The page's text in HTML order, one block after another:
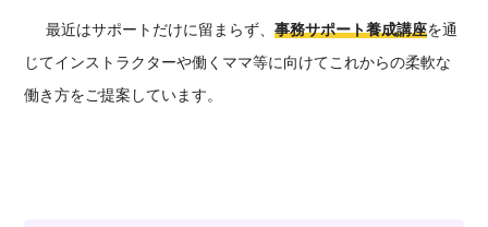
最近はサポートだけに留まらず、事務サポート養成講座を通
じてインストラクターや働くママ等に向けてこれからの柔軟な
働き方をご提案しています。